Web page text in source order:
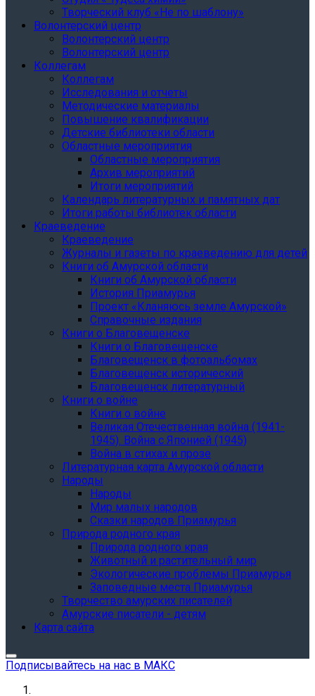
Творческий клуб «Не по шаблону»
Волонтерский центр
Волонтерский центр
Волонтерский центр
Коллегам
Коллегам
Исследования и отчеты
Методические материалы
Повышение квалификации
Детские библиотеки области
Областные мероприятия
Областные мероприятия
Архив мероприятий
Итоги мероприятий
Календарь литературных и памятных дат
Итоги работы библиотек области
Краеведение
Краеведение
Журналы и газеты по краеведению для детей
Книги об Амурской области
Книги об Амурской области
История Приамурья
Проект «Кланяюсь земле Амурской»
Справочные издания
Книги о Благовещенске
Книги о Благовещенске
Благовещенск в фотоальбомах
Благовещенск исторический
Благовещенск литературный
Книги о войне
Книги о войне
Великая Отечественная война (1941-
1945). Война с Японией (1945)
Война в стихах и прозе
Литературная карта Амурской области
Народы
Народы
Мир малых народов
Сказки народов Приамурья
Природа родного края
Природа родного края
Животный и растительный мир
Экологические проблемы Приамурья
Заповедные места Приамурья
Творчество амурских писателей
Амурские писатели - детям
Карта сайта
Подписывайтесь на нас в МАКС